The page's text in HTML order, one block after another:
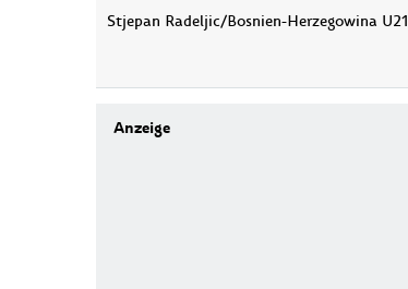
Stjepan Radeljic/Bosnien-Herzegowina U21